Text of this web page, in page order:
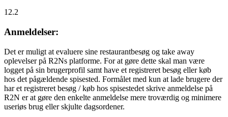
12.2
Anmeldelser:
Det er muligt at evaluere sine restaurantbesøg og take away
oplevelser på R2Ns platforme. For at gøre dette skal man være
logget på sin brugerprofil samt have et registreret besøg eller køb
hos det pågældende spisested. Formålet med kun at lade brugere der
har et registreret besøg / køb hos spisestedet skrive anmeldelse på
R2N er at gøre den enkelte anmeldelse mere troværdig og minimere
useriøs brug eller skjulte dagsordener.